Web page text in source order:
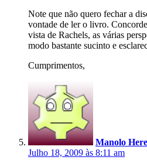
Note que não quero fechar a
vontade de ler o livro.
vista de Rachels, as várias
modo bastante sucinto e
Cumprimentos,
Manolo
Julho 18, 2009 às 8:11 am